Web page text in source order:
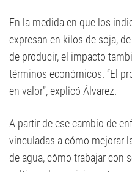
En la medida en que los
expresan en kilos de soja,
de producir, el impacto
términos económicos. “El
en valor”, explicó Álvarez.
A partir de ese cambio de
vinculadas a cómo mejorar
de agua, cómo trabajar con